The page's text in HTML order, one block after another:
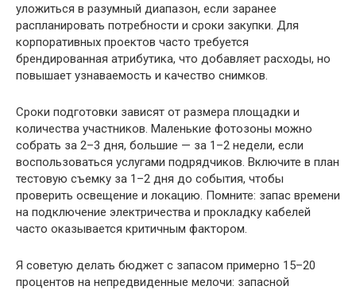
уложиться в разумный диапазон, если заранее
распланировать потребности и сроки закупки. Для
корпоративных проектов часто требуется
брендированная атрибутика, что добавляет расходы, но
повышает узнаваемость и качество снимков.
Сроки подготовки зависят от размера площадки и
количества участников. Маленькие фотозоны можно
собрать за 2–3 дня, большие — за 1–2 недели, если
воспользоваться услугами подрядчиков. Включите в план
тестовую съемку за 1–2 дня до события, чтобы
проверить освещение и локацию. Помните: запас времени
на подключение электричества и прокладку кабелей
часто оказывается критичным фактором.
Я советую делать бюджет с запасом примерно 15–20
процентов на непредвиденные мелочи: запасной